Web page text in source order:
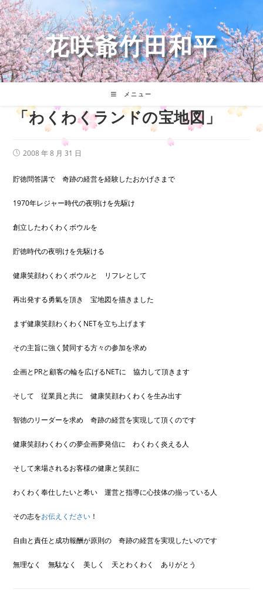
コ
ン
テ
ン
ツ
へ
ス
花咲爺竹田和平
メニュー
「わくわくランドの宝地図」
投
開
2008 年 8 月 31 日
貯徳問答講で 奇跡の経営を経験したおかげさまで
1970年レジャー時代の夜明けを先駆け
創立したわくわくボウルを
貯徳時代の夜明けを先駆ける
健康笑顔わくわくボウルと リフレとして
再出発する勇氣を頂き 宝地図を描きました
まず健康笑顔わくわくNETを立ち上げます
その主旨に強く賛同する方々の参加を求め
企画とPRと顧客の輪を広げるNETに 協力して頂きます
そして 従業員と共に 健康笑顔わくわくを生み出す
智徳のリーダーを求め 奇跡の経営を実現して頂くのです
健康笑顔わくわくの夢企画夢発信に わくわく炎える人
そして来場されるお客様の健康と笑顔に
わくわく奉仕したいと希い 運営と指導に心技体の揃っている人
その志をお伝えください ！
自由と責任と成功報酬が原則の 奇跡の経営を実現したいのです
無理なく 無駄なく 美しく 天とわくわく ありがとう